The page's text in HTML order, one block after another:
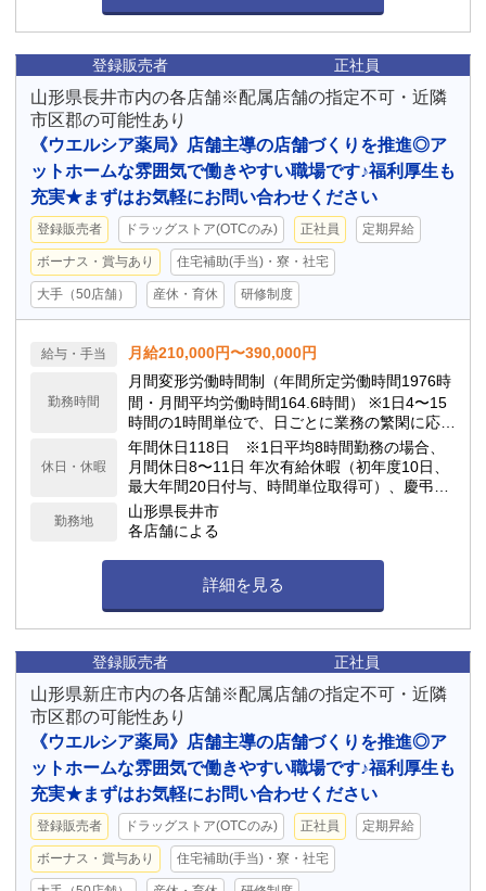
登録販売者 正社員
山形県長井市内の各店舗※配属店舗の指定不可・近隣
市区郡の可能性あり
《ウエルシア薬局》店舗主導の店舗づくりを推進◎ア
ットホームな雰囲気で働きやすい職場です♪福利厚生も
充実★まずはお気軽にお問い合わせください
登録販売者 ドラッグストア(OTCのみ) 正社員 定期昇給
ボーナス・賞与あり 住宅補助(手当)・寮・社宅
大手（50店舗） 産休・育休 研修制度
給与・手当 月給210,000円〜390,000円
勤務時間
月間変形労働時間制（年間所定労働時間1976時
間・月間平均労働時間164.6時間） ※1日4〜15
時間の1時間単位で、日ごとに業務の繁閑に応じ
て勤務時間を設定します。
休日・休暇
年間休日118日 ※1日平均8時間勤務の場合、
月間休日8〜11日 年次有給休暇（初年度10日、
最大年間20日付与、時間単位取得可）、慶弔休
暇、子の看護休暇、介護休暇 他
勤務地
山形県長井市
各店舗による
詳細を見る
登録販売者 正社員
山形県新庄市内の各店舗※配属店舗の指定不可・近隣
市区郡の可能性あり
《ウエルシア薬局》店舗主導の店舗づくりを推進◎ア
ットホームな雰囲気で働きやすい職場です♪福利厚生も
充実★まずはお気軽にお問い合わせください
登録販売者 ドラッグストア(OTCのみ) 正社員 定期昇給
ボーナス・賞与あり 住宅補助(手当)・寮・社宅